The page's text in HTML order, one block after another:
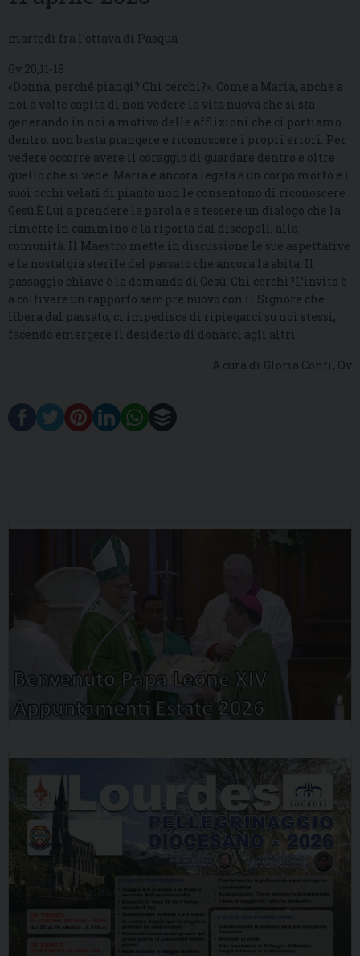
martedì fra l’ottava di Pasqua
Gv 20,11-18
«Donna, perché piangi? Chi cerchi?». Come a Maria, anche a
noi a volte capita di non vedere la vita nuova che si sta
generando in noi a motivo delle afflizioni che ci portiamo
dentro: non basta piangere e riconoscere i propri errori. Per
vedere occorre avere il coraggio di guardare dentro e oltre
quello che si vede. Maria è ancora legata a un corpo morto e i
suoi occhi velati di pianto non le consentono di riconoscere
Gesù.È Lui a prendere la parola e a tessere un dialogo che la
rimette in cammino e la riporta dai discepoli, alla
comunità. Il Maestro mette in discussione le sue aspettative
e la nostalgia sterile del passato che ancora la abita. Il
passaggio chiave è la domanda di Gesù: Chi cerchi?L’invito è
a coltivare un rapporto sempre nuovo con il Signore che
libera dal passato, ci impedisce di ripiegarci su noi stessi,
facendo emergere il desiderio di donarci agli altri.
A cura di Gloria Conti, Ov